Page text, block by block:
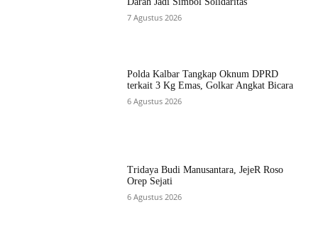
7 Agustus 2026
Polda Kalbar Tangkap Oknum DPRD
terkait 3 Kg Emas, Golkar Angkat Bicara
6 Agustus 2026
Tridaya Budi Manusantara, JejeR Roso
Orep Sejati
6 Agustus 2026